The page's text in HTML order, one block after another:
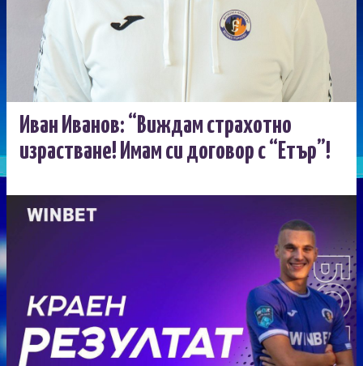
Иван Иванов: “Виждам страхотно
израстване! Имам си договор с “Етър”!